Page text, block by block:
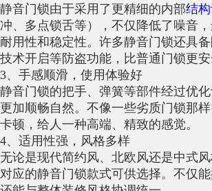
静音门锁由于采用了更精细的内部结
冲、多点锁舌等），不仅降低了噪音
耐用性和稳定性。许多静音门锁还具
技术开启等防盗功能，比普通门锁更安
3、手感顺滑，使用体验好
静音门锁的把手、弹簧等部件经过优
更加顺畅自然。不像一些劣质门锁那
卡顿，给人一种高端、精致的感觉。
4、适用性强，风格多样
无论是现代简约风、北欧风还是中式
对应的静音门锁款式可供选择。不仅能